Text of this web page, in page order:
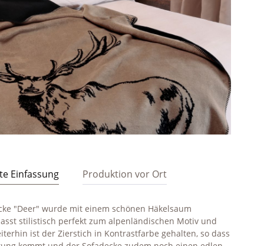
Einfassung Produktion vor Ort
"Deer" wurde mit einem schönen Häkelsaum
stilistisch perfekt zum alpenländischen Motiv und
ist der Zierstich in Kontrastfarbe gehalten, so dass